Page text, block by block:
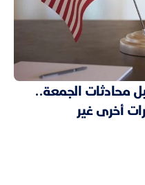
محادثات الجمعة..
أخرى غير